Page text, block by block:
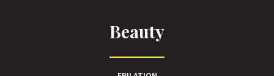
Beauty